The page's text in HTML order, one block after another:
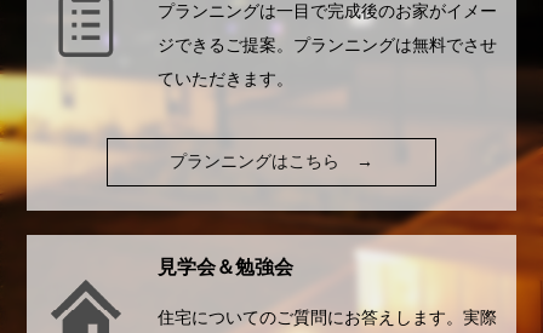
プランニングは一目で完成後のお家がイメー
ジできるご提案。プランニングは無料でさせ
ていただきます。
プランニングはこちら →
見学会＆勉強会
住宅についてのご質問にお答えします。実際